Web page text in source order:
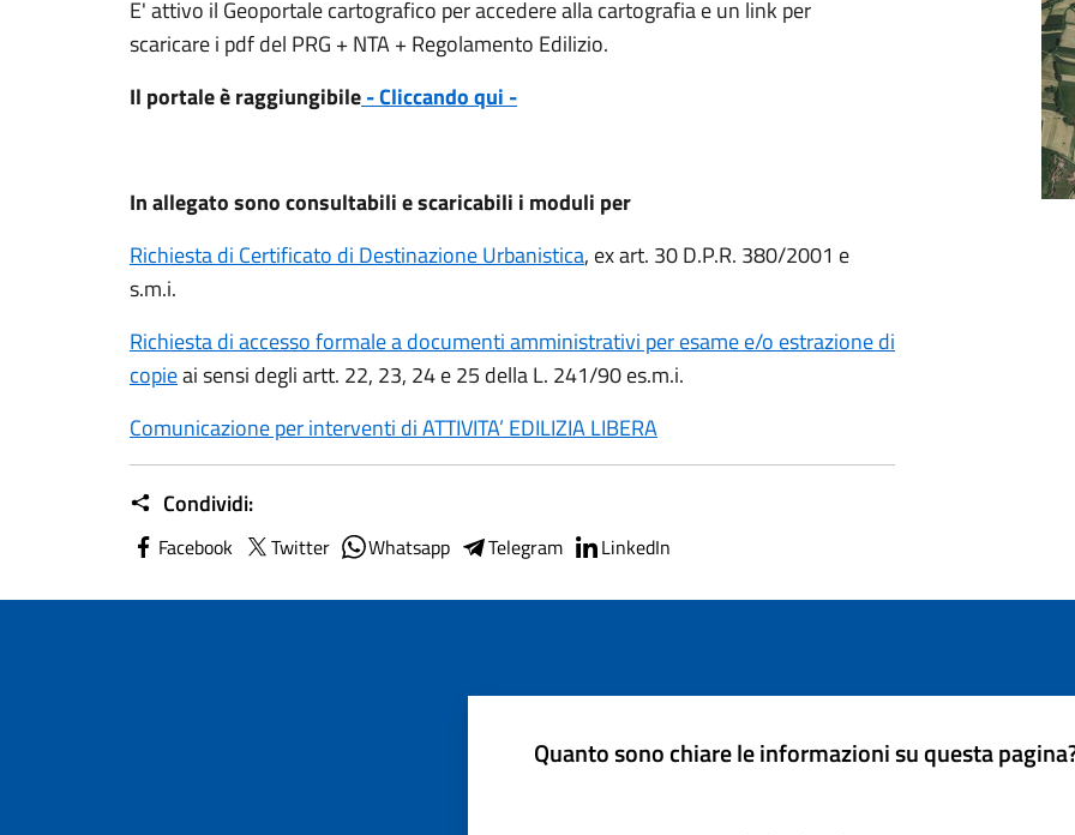
E' attivo il Geoportale cartografico per accedere alla cartografia e un link per
scaricare i pdf del PRG + NTA + Regolamento Edilizio.
Il portale è raggiungibile- Cliccando qui -
In allegato sono consultabili e scaricabili i moduli per
Richiesta di Certificato di Destinazione Urbanistica, ex art. 30 D.P.R. 380/2001 e
s.m.i.
Richiesta di accesso formale a documenti amministrativi per esame e/o estrazione di
copieai sensi degli artt. 22, 23, 24 e 25 della L. 241/90 es.m.i.
Comunicazione per interventi di ATTIVITA’ EDILIZIA LIBERA
Condividi:
Facebook Twitter Whatsapp Telegram LinkedIn
Quanto sono chiare le informazioni su questa